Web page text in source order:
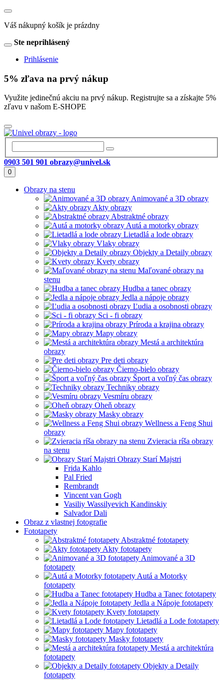
Váš nákupný košík je prázdny
Ste neprihlásený
Prihlásenie
5% zľava na prvý nákup
Využite jedinečnú akciu na prvý nákup. Registrujte sa a získajte 5%
zľavu v našom E-SHOPE
0903 501 901 obrazy@univel.sk
0
Obrazy na stenu
Animované a 3D obrazy
Akty obrazy
Abstraktné obrazy
Autá a motorky obrazy
Lietadlá a lode obrazy
Vlaky obrazy
Objekty a Detaily obrazy
Kvety obrazy
Maľované obrazy na
stenu
Hudba a tanec obrazy
Jedla a nápoje obrazy
Ľudia a osobnosti obrazy
Sci - fi obrazy
Príroda a krajina obrazy
Mapy obrazy
Mestá a architektúra
obrazy
Pre deti obrazy
Čierno-bielo obrazy
Šport a voľný čas obrazy
Techniky obrazy
Vesmíru obrazy
Oheň obrazy
Masky obrazy
Wellness a Feng Shui
obrazy
Zvieracia ríša obrazy
na stenu
Obrazy Starí Majstri
Frida Kahlo
Pal Fried
Rembrandt
Vincent van Gogh
Vasiliy Wassilyevich Kandinskiy
Salvador Dali
Obraz z vlastnej fotografie
Fototapety
Abstraktné fototapety
Akty fototapety
Animované a 3D
fototapety
Autá a Motorky
fototapety
Hudba a Tanec fototapety
Jedla a Nápoje fototapety
Kvety fototapety
Lietadlá a Lode fototapety
Mapy fototapety
Masky fototapety
Mestá a architektúra
fototapety
Objekty a Detaily
fototapety